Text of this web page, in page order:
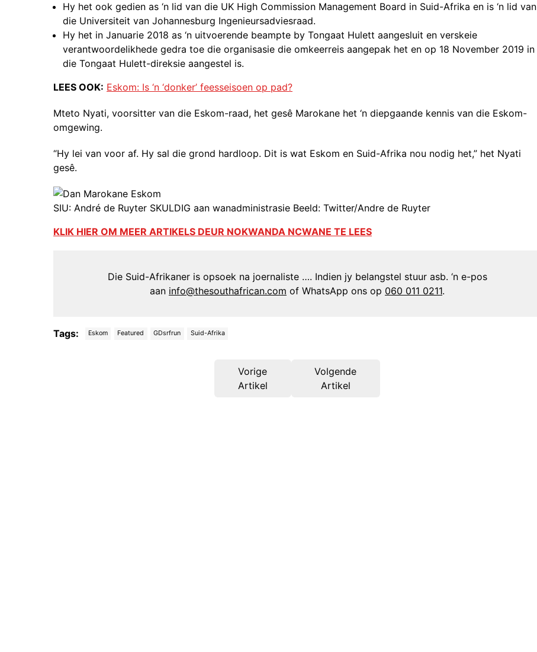
Hy het ook gedien as ‘n lid van die UK High Commission Management Board in Suid-Afrika en is ‘n lid van
die Universiteit van Johannesburg Ingenieursadviesraad.
Hy het in Januarie 2018 as ‘n uitvoerende beampte by Tongaat Hulett aangesluit en verskeie
verantwoordelikhede gedra toe die organisasie die omkeerreis aangepak het en op 18 November 2019 in
die Tongaat Hulett-direksie aangestel is.
LEES OOK: Eskom: Is ‘n ‘donker’ feesseisoen op pad?
Mteto Nyati, voorsitter van die Eskom-raad, het gesê Marokane het ‘n diepgaande kennis van die Eskom-
omgewing.
“Hy lei van voor af. Hy sal die grond hardloop. Dit is wat Eskom en Suid-Afrika nou nodig het,” het Nyati
gesê.
SIU: André de Ruyter SKULDIG aan wanadministrasie Beeld: Twitter/Andre de Ruyter
KLIK HIER OM MEER ARTIKELS DEUR NOKWANDA NCWANE TE LEES
Die Suid-Afrikaner is opsoek na joernaliste …. Indien jy belangstel stuur asb. ‘n e-pos
aan info@thesouthafrican.com of WhatsApp ons op 060 011 0211.
Tags: Eskom Featured GDsrfrun Suid-Afrika
Volgende
Artikel
Vorige
Artikel